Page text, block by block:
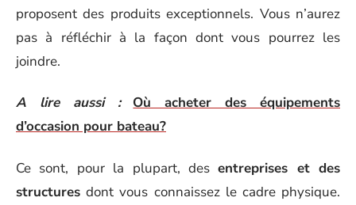
proposent des produits exceptionnels. Vous n’aurez
pas à réfléchir à la façon dont vous pourrez les
joindre.
A lire aussi :
Où acheter des équipements
d’occasion pour bateau?
Ce sont, pour la plupart, desentreprises et des
structures dont vous connaissez le cadre physique.